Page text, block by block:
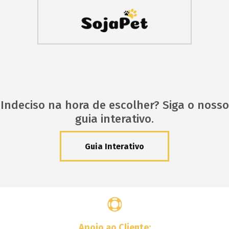
Indeciso na hora de escolher? Siga o nosso
guia interativo.
Guia Interativo